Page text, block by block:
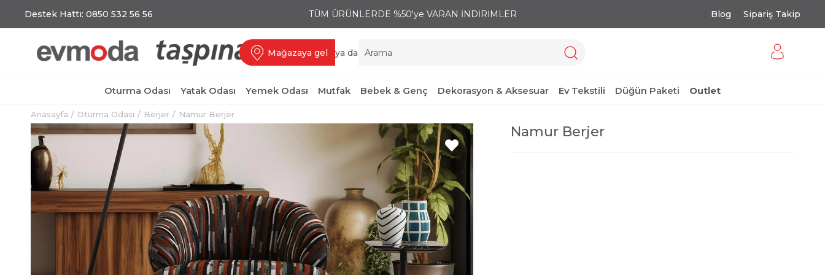
Destek Hattı: 0850 532 56 56 TÜM ÜRÜNLERDE %50'ye VARAN İNDİRİMLER Blog Sipariş Takip
Mağazaya gel ya da
Oturma Odası Yatak Odası Yemek Odası Mutfak Bebek & Genç Dekorasyon & Aksesuar Ev Tekstili Düğün Paketi Outlet
Anasayfa Oturma Odası Berjer Namur Berjer
Namur Berjer